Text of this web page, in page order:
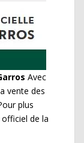
Avec
vente des
plus
de la